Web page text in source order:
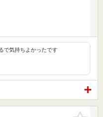
で気持ちよかったです
お気に入